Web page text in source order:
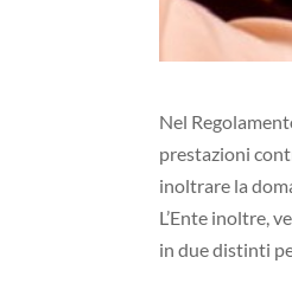
Nel
prestazioni
inoltrare la
L’Ente inoltre,
in due distinti